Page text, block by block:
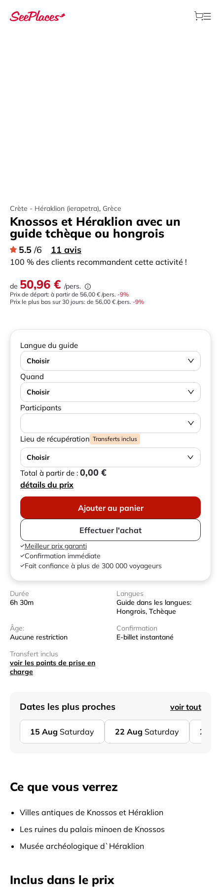
Crète - Héraklion (ierapetra), Grèce
Knossos et Héraklion avec un
guide tchèque ou hongrois
5.5 /6 11 avis
100 % des clients recommandent cette activité !
de 50,96 € /pers.
Prix de départ: à partir de 56,00 € /pers. -9%
Prix le plus bas sur 30 jours: de 56,00 € /pers. -9%
Langue du guide
Choisir
Quand
Choisir
Participants
Lieu de récupération Transferts inclus
Choisir
Total à partir de : 0,00 €
détails du prix
Ajouter au panier
Effectuer l'achat
Meilleur prix garanti
Confirmation immédiate
Fait confiance à plus de 300 000 voyageurs
Durée
6h 30m
Langues
Guide dans les langues:
Hongrois, Tchèque
Âge:
Aucune restriction
Confirmation
E-billet instantané
Transfert inclus
voir les points de prise en
charge
Dates les plus proches voir tout
15 Aug Saturday 22 Aug Saturday 29
Ce que vous verrez
Villes antiques de Knossos et Héraklion
Les ruines du palais minoen de Knossos
Musée archéologique d`Héraklion
Inclus dans le prix